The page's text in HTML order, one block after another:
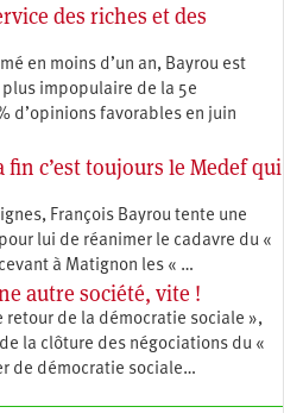
des riches et des
en moins d’un an, Bayrou est
impopulaire de la 5e
d’opinions favorables en juin
c’est toujours le Medef qui
François Bayrou tente une
lui de réanimer le cadavre du «
à Matignon les « …
autre société, vite !
retour de la démocratie sociale »,
la clôture des négociations du «
de démocratie sociale…